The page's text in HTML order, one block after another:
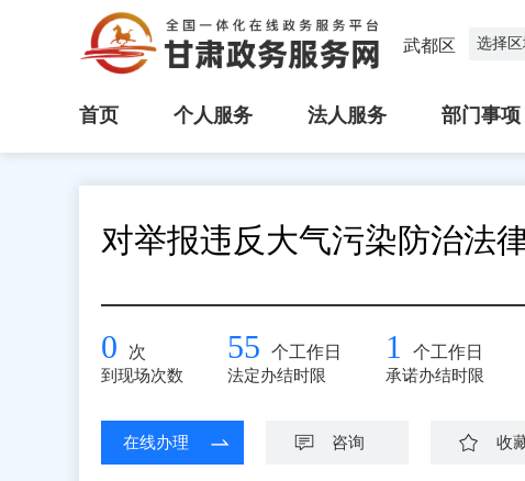
武都区 选择区
首页 个人服务 法人服务 部门事项
对举报违反大气污染防治法
0 次
到现场次数
55 个工作日
法定办结时限
1 个工作日
承诺办结时限
在线办理 咨询 收